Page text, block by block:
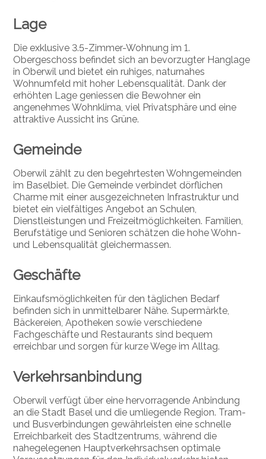
Lage
Die exklusive 3.5-Zimmer-Wohnung im 1.
Obergeschoss befindet sich an bevorzugter Hanglage
in Oberwil und bietet ein ruhiges, naturnahes
Wohnumfeld mit hoher Lebensqualität. Dank der
erhöhten Lage geniessen die Bewohner ein
angenehmes Wohnklima, viel Privatsphäre und eine
attraktive Aussicht ins Grüne.
Gemeinde
Oberwil zählt zu den begehrtesten Wohngemeinden
im Baselbiet. Die Gemeinde verbindet dörflichen
Charme mit einer ausgezeichneten Infrastruktur und
bietet ein vielfältiges Angebot an Schulen,
Dienstleistungen und Freizeitmöglichkeiten. Familien,
Berufstätige und Senioren schätzen die hohe Wohn-
und Lebensqualität gleichermassen.
Geschäfte
Einkaufsmöglichkeiten für den täglichen Bedarf
befinden sich in unmittelbarer Nähe. Supermärkte,
Bäckereien, Apotheken sowie verschiedene
Fachgeschäfte und Restaurants sind bequem
erreichbar und sorgen für kurze Wege im Alltag.
Verkehrsanbindung
Oberwil verfügt über eine hervorragende Anbindung
an die Stadt Basel und die umliegende Region. Tram-
und Busverbindungen gewährleisten eine schnelle
Erreichbarkeit des Stadtzentrums, während die
nahegelegenen Hauptverkehrsachsen optimale